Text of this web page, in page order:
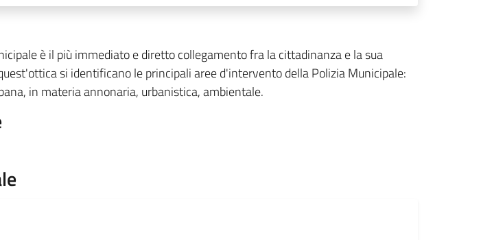
è il più immediato e diretto collegamento fra la cittadinanza e la sua
si identificano le principali aree d'intervento della Polizia Municipale:
in materia annonaria, urbanistica, ambientale.